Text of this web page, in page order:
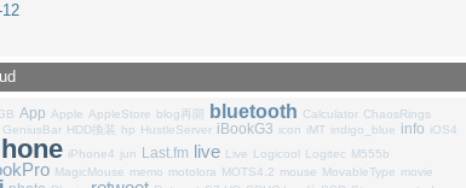
App Apple AppleStore blog再開 bluetooth Calculator ChaosRings
GeniusBar HDD換装 hp HustleServer iBookG3 icon iMT indigo_blue info iOS4
iPhone4 jun Last.fm live Live Logicool Logitec M555b
MagicMouse memo motolora MOTS4.2 mouse MovableType movie